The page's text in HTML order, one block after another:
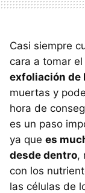
Casi siempre
cara a tomar
exfoliación de
muertas y
hora de
es un paso
ya que es
desde dentro,
con los
las células de